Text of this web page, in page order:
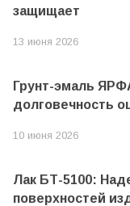
защищает
13 июня 2026
Грунт-эмаль
долговечность
10 июня 2026
Лак БТ-5100:
поверхностей